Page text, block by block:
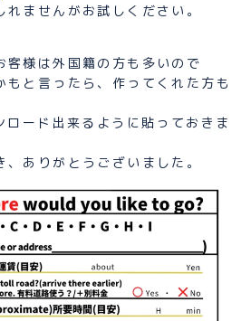
ませんがお試しください。
客様は外国籍の方も多いので
もと言ったら、作ってくれた方も
ロード出来るように貼っておきま
ありがとうございました。